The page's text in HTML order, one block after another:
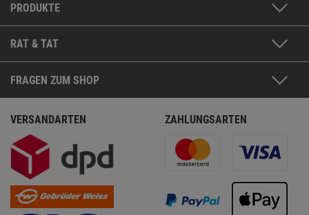
PRODUKTE
RAT & TAT
FRAGEN ZUM SHOP
VERSANDARTEN ZAHLUNGSARTEN